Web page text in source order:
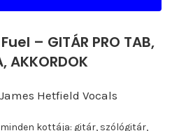
– GITÁR PRO TAB,
AKKORDOK
Hetfield Vocals
kottája: gitár, szólógitár,